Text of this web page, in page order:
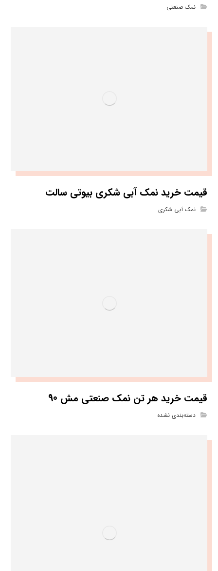
نمک صنعتی
قیمت خرید نمک آبی شکری بیوتی سالت
نمک آبی شکری
قیمت خرید هر تن نمک صنعتی مش 90
دسته‌بندی نشده